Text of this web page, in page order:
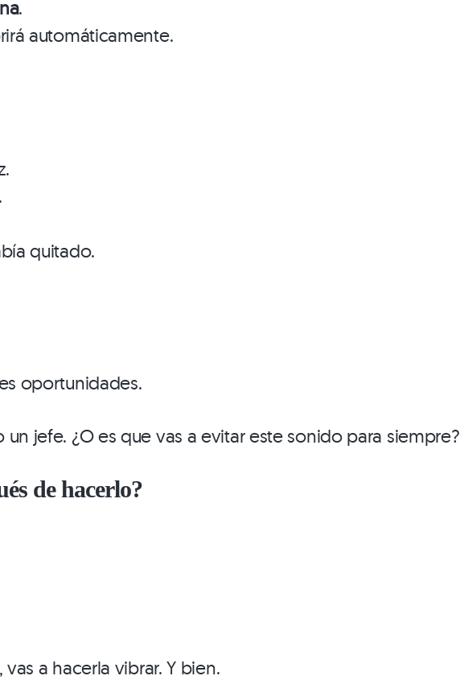
.
automáticamente.
quitado.
oportunidades.
jefe. ¿O es que vas a evitar este sonido para siempre?
de hacerlo?
a hacerla vibrar. Y bien.